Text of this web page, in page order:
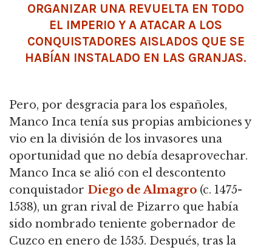
ORGANIZAR UNA REVUELTA EN TODO
EL IMPERIO Y A ATACAR A LOS
CONQUISTADORES AISLADOS QUE SE
HABÍAN INSTALADO EN LAS GRANJAS.
Pero, por desgracia para los españoles,
Manco Inca tenía sus propias ambiciones y
vio en la división de los invasores una
oportunidad que no debía desaprovechar.
Manco Inca se alió con el descontento
conquistador Diego de Almagro (c. 1475-
1538), un gran rival de Pizarro que había
sido nombrado teniente gobernador de
Cuzco en enero de 1535. Después, tras la